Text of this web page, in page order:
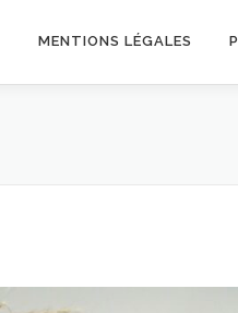
MENTIONS LÉGALES